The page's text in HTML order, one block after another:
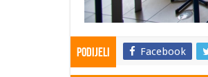
Podijeli Facebook